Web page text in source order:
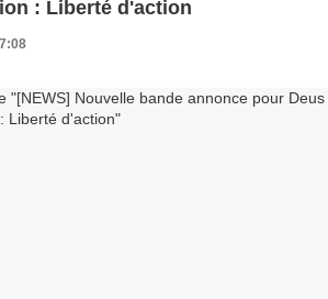
: Liberté d'action